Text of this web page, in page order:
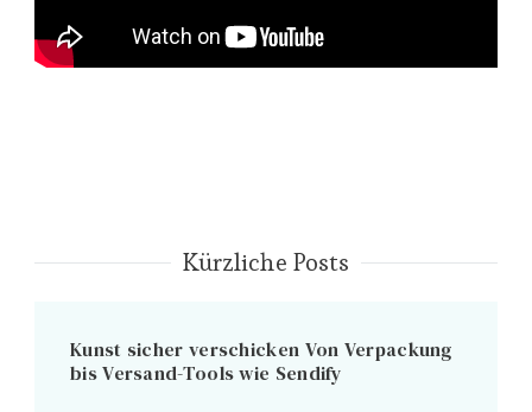
Kürzliche Posts
Kunst sicher verschicken Von Verpackung
bis Versand-Tools wie Sendify